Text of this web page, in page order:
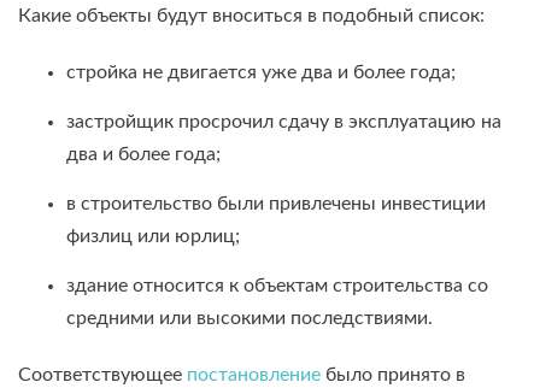
Какие объекты будут вноситься в подобный список:
стройка не двигается уже два и более года;
застройщик просрочил сдачу в эксплуатацию на
два и более года;
в строительство были привлечены инвестиции
физлиц или юрлиц;
здание относится к объектам строительства со
средними или высокими последствиями.
Соответствующее постановление было принято в